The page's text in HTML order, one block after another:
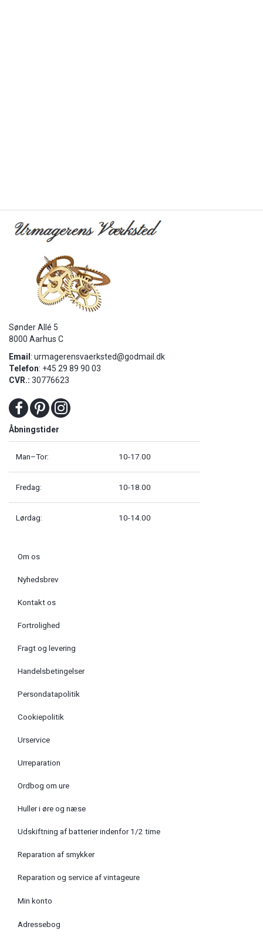
Sønder Allé 5
8000 Aarhus C
Email : urmagerensvaerksted@godmail.dk
Telefon: +45 29 89 90 03
CVR.: 30776623
Åbningstider
Man–Tor: 10-17.00
Fredag: 10-18.00
Lørdag: 10-14.00
Om os
Nyhedsbrev
Kontakt os
Fortrolighed
Fragt og levering
Handelsbetingelser
Persondatapolitik
Cookiepolitik
Urservice
Urreparation
Ordbog om ure
Huller i øre og næse
Udskiftning af batterier indenfor 1/2 time
Reparation af smykker
Reparation og service af vintageure
Min konto
Adressebog